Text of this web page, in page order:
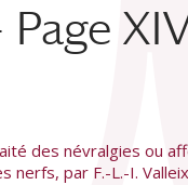
des névralgies ou
nerfs, par F.-L.-I.